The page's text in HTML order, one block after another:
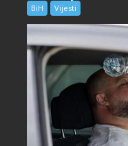
BiH Vijesti